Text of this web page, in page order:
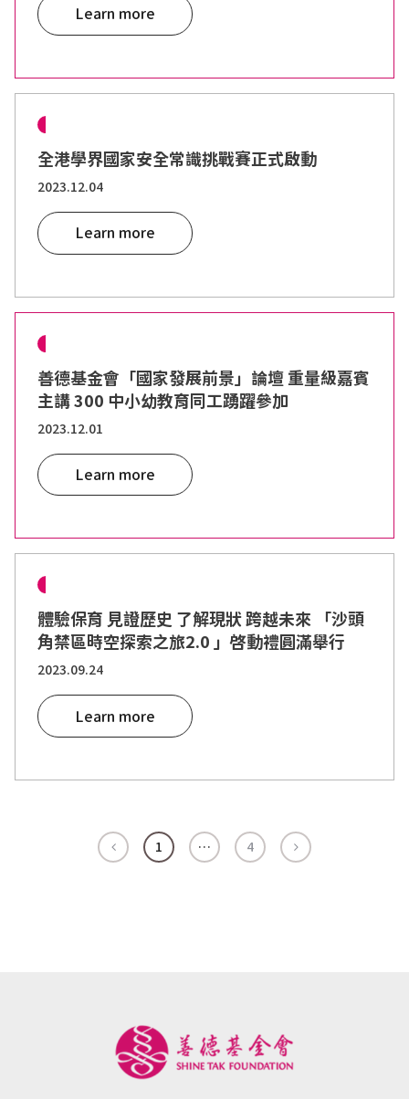
Learn more
全港學界國家安全常識挑戰賽正式啟動
2023.12.04
Learn more
善德基金會「國家發展前景」論壇 重量級嘉賓
主講 300 中小幼教育同工踴躍參加​
2023.12.01
Learn more
體驗保育 見證歷史 了解現狀 跨越未來 「沙頭
角禁區時空探索之旅2.0 」啓動禮圓滿舉行
2023.09.24
Learn more
1 … 4